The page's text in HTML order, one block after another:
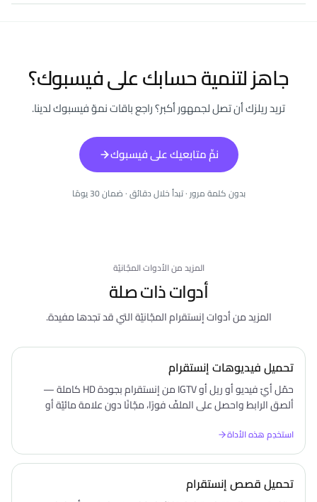
جاهز لتنمية حسابك على فيسبوك؟
تريد ريلزك أن تصل لجمهور أكبر؟ راجع باقات نموّ فيسبوك لدينا.
نمِّ متابعيك على فيسبوك
بدون كلمة مرور · تبدأ خلال دقائق · ضمان 30 يومًا
المزيد من الأدوات المجّانيّة
أدوات ذات صلة
المزيد من أدوات إنستقرام المجّانيّة التي قد تجدها مفيدة.
تحميل فيديوهات إنستقرام
حمّل أيّ فيديو أو ريل أو IGTV من إنستقرام بجودة HD كاملة —
ألصق الرابط واحصل على الملفّ فورًا، مجّانًا دون علامة مائيّة أو
استخدِم هذه الأداة
تحميل قصص إنستقرام